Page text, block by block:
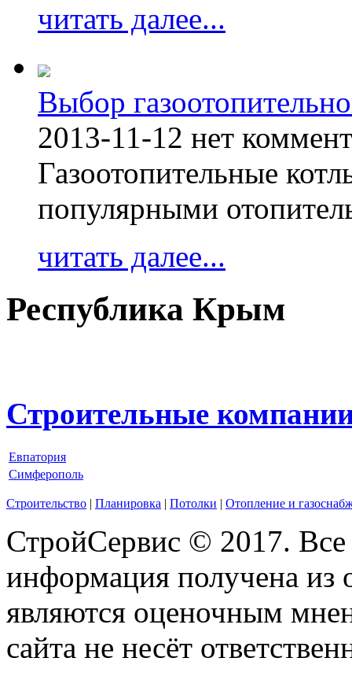
читать далее...
Выбор
2013-11-12 нет
Газоотопительные
популярными
читать далее...
Республика Крым
Строительные
Евпатория
Симферополь
Строительство | Планировка | Потолки | Отопление и
СтройСервис © 2017.
информация получена из
являются оценочным
сайта не несёт